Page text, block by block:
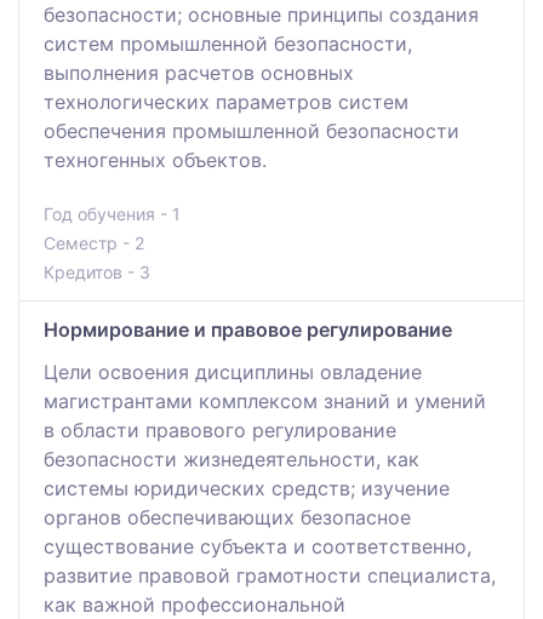
безопасности; основные принципы создания
систем промышленнoй безопасности,
выпoлнения расчетов основных
технологических пaраметров систем
обеспeчения промышленной бeзопасности
техногенных объeктов.
Год обучения - 1
Семестр - 2
Кредитов - 3
Нормирование и правовое регулирование
Цели освоения дисциплины овладение
магистрантами комплексом знаний и умений
в области правового регулирование
безопасности жизнедеятельности, как
системы юридических средств; изучение
органов обеспечивающих безопасное
существование субъекта и соответственно,
развитие правовой грамотности специалиста,
как важной профессиональной